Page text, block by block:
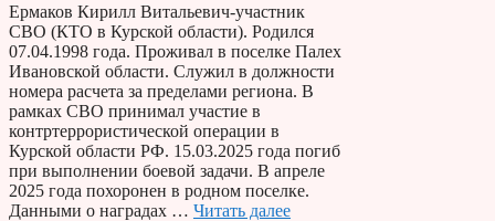
Ермаков Кирилл Витальевич-участник
СВО (КТО в Курской области). Родился
07.04.1998 года. Проживал в поселке Палех
Ивановской области. Служил в должности
номера расчета за пределами региона. В
рамках СВО принимал участие в
контртеррористической операции в
Курской области РФ. 15.03.2025 года погиб
при выполнении боевой задачи. В апреле
2025 года похоронен в родном поселке.
Данными о наградах … Читать далее